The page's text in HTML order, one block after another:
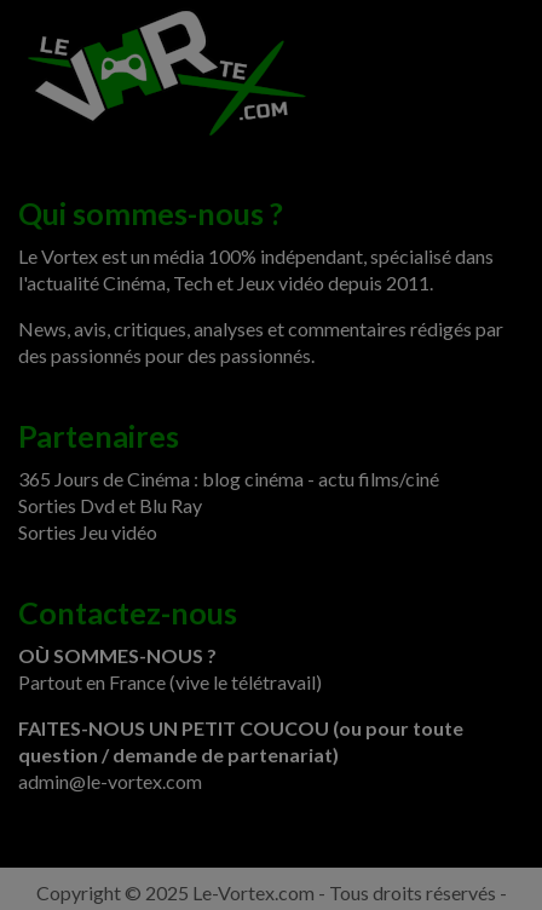
Qui sommes-nous ?
Le Vortex est un média 100% indépendant, spécialisé dans
l'actualité Cinéma, Tech et Jeux vidéo depuis 2011.
News, avis, critiques, analyses et commentaires rédigés par
des passionnés pour des passionnés.
Partenaires
365 Jours de Cinéma : blog cinéma - actu films/ciné
Sorties Dvd et Blu Ray
Sorties Jeu vidéo
Contactez-nous
OÙ SOMMES-NOUS ?
Partout en France (vive le télétravail)
FAITES-NOUS UN PETIT COUCOU (ou pour toute
question / demande de partenariat)
admin@le-vortex.com
Copyright © 2025 Le-Vortex.com - Tous droits réservés -